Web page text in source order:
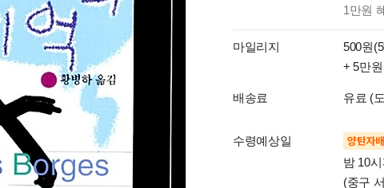
1만원
마일리지 500원
+ 5만
배송료 유료 (
수령예상일 양탄자
밤 10
(중구